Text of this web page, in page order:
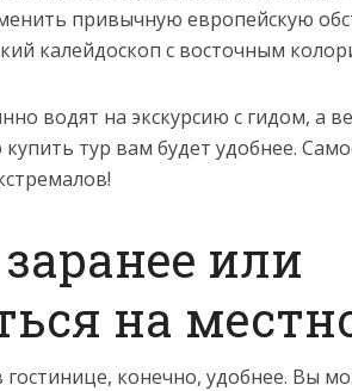
привычную европейскую
калейдоскоп с восточным
водят на экскурсию с гидом, а
тур вам будет удобнее.
или
на
конечно, удобнее. Вы